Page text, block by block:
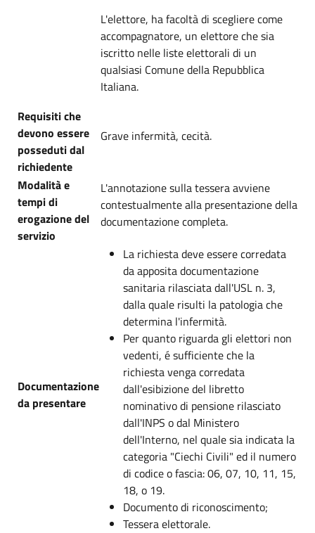
L'elettore, ha facoltà di scegliere come
accompagnatore, un elettore che sia
iscritto nelle liste elettorali di un
qualsiasi Comune della Repubblica
Italiana.
Requisiti che
devono essere
posseduti dal
richiedente
Grave infermità, cecità.
Modalità e
tempi di
erogazione del
servizio
L'annotazione sulla tessera avviene
contestualmente alla presentazione della
documentazione completa.
Documentazione
da presentare
La richiesta deve essere corredata
da apposita documentazione
sanitaria rilasciata dall'USL n. 3,
dalla quale risulti la patologia che
determina l'infermità.
Per quanto riguarda gli elettori non
vedenti, é sufficiente che la
richiesta venga corredata
dall'esibizione del libretto
nominativo di pensione rilasciato
dall'INPS o dal Ministero
dell'Interno, nel quale sia indicata la
categoria "Ciechi Civili" ed il numero
di codice o fascia: 06, 07, 10, 11, 15,
18, o 19.
Documento di riconoscimento;
Tessera elettorale.